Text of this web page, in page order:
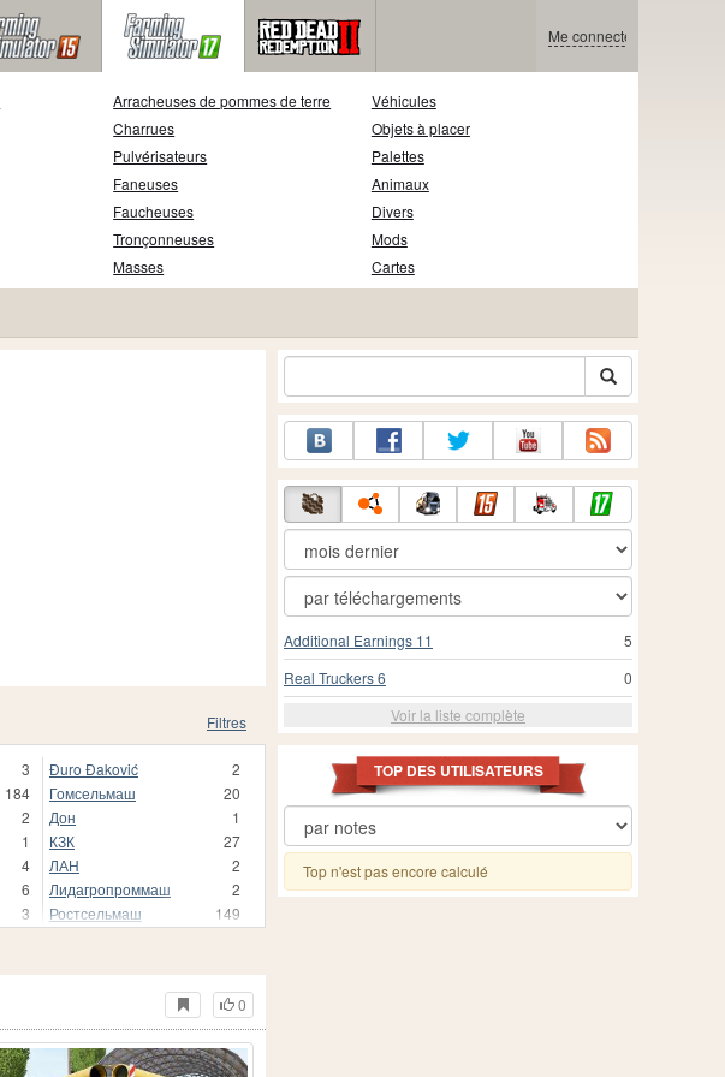
Me connecter
Arracheuses de pommes de terre
Charrues
Pulvérisateurs
Faneuses
Faucheuses
Tronçonneuses
Masses
Véhicules
Objets à placer
Palettes
Animaux
Divers
Mods
Cartes
Filtres
3
184
2
1
4
6
3
Đuro Đaković
2
Гомсельмаш
20
Дон
1
КЗК
27
ЛАН
2
Лидагропроммаш
2
Ростсельмаш
149
0
5
Additional Earnings 11
0
Real Truckers 6
Voir la liste complète
TOP DES UTILISATEURS
Top n'est pas encore calculé